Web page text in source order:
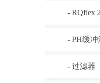
- RQflex
- PH缓冲
- 过滤器